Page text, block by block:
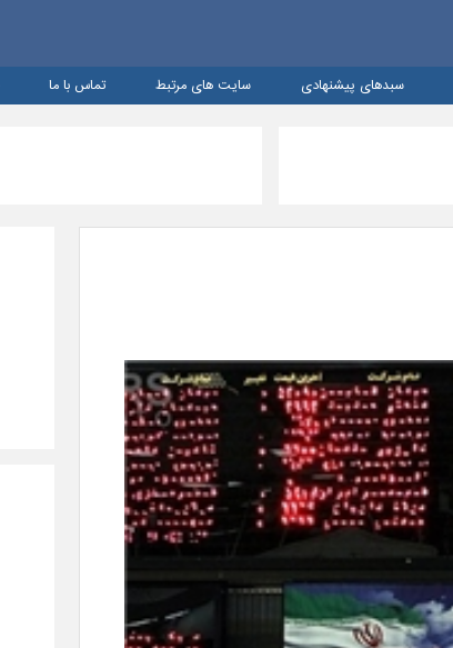
سبدهای پیشنهادی سایت های مرتبط تماس با ما